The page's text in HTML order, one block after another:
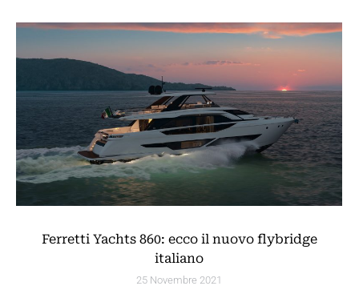
Ferretti Yachts 860: ecco il nuovo flybridge
italiano
25 Novembre 2021